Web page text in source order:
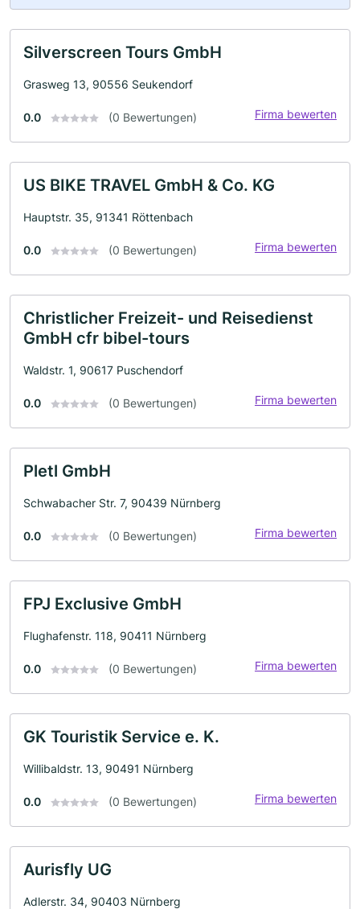
Silverscreen Tours GmbH
Grasweg 13, 90556 Seukendorf
0.0 (0 Bewertungen) Firma bewerten
US BIKE TRAVEL GmbH & Co. KG
Hauptstr. 35, 91341 Röttenbach
0.0 (0 Bewertungen) Firma bewerten
Christlicher Freizeit- und Reisedienst
GmbH cfr bibel-tours
Waldstr. 1, 90617 Puschendorf
0.0 (0 Bewertungen) Firma bewerten
Pletl GmbH
Schwabacher Str. 7, 90439 Nürnberg
0.0 (0 Bewertungen) Firma bewerten
FPJ Exclusive GmbH
Flughafenstr. 118, 90411 Nürnberg
0.0 (0 Bewertungen) Firma bewerten
GK Touristik Service e. K.
Willibaldstr. 13, 90491 Nürnberg
0.0 (0 Bewertungen) Firma bewerten
Aurisfly UG
Adlerstr. 34, 90403 Nürnberg